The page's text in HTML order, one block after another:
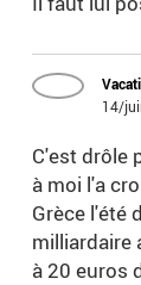
14/
C'est drôle
à moi l'a
Grèce l'été
milliardaire
à 20 euros